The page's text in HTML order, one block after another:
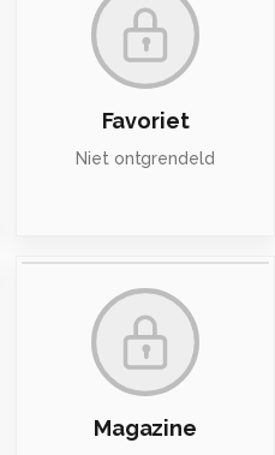
Favoriet
Niet ontgrendeld
Magazine